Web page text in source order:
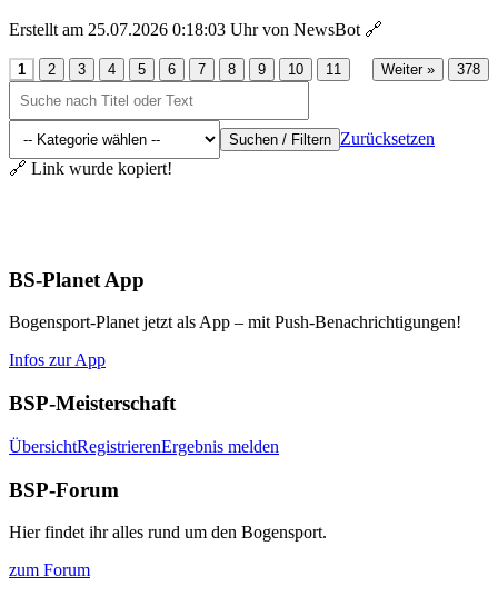
Erstellt am 25.07.2026 0:18:03 Uhr von NewsBot 🔗
1 2 3 4 5 6 7 8 9 10 11 Weiter » 378
Suchen / Filtern Zurücksetzen
🔗 Link wurde kopiert!
BS-Planet App
Bogensport-Planet jetzt als App – mit Push-Benachrichtigungen!
Infos zur App
BSP-Meisterschaft
ÜbersichtRegistrierenErgebnis melden
BSP-Forum
Hier findet ihr alles rund um den Bogensport.
zum Forum